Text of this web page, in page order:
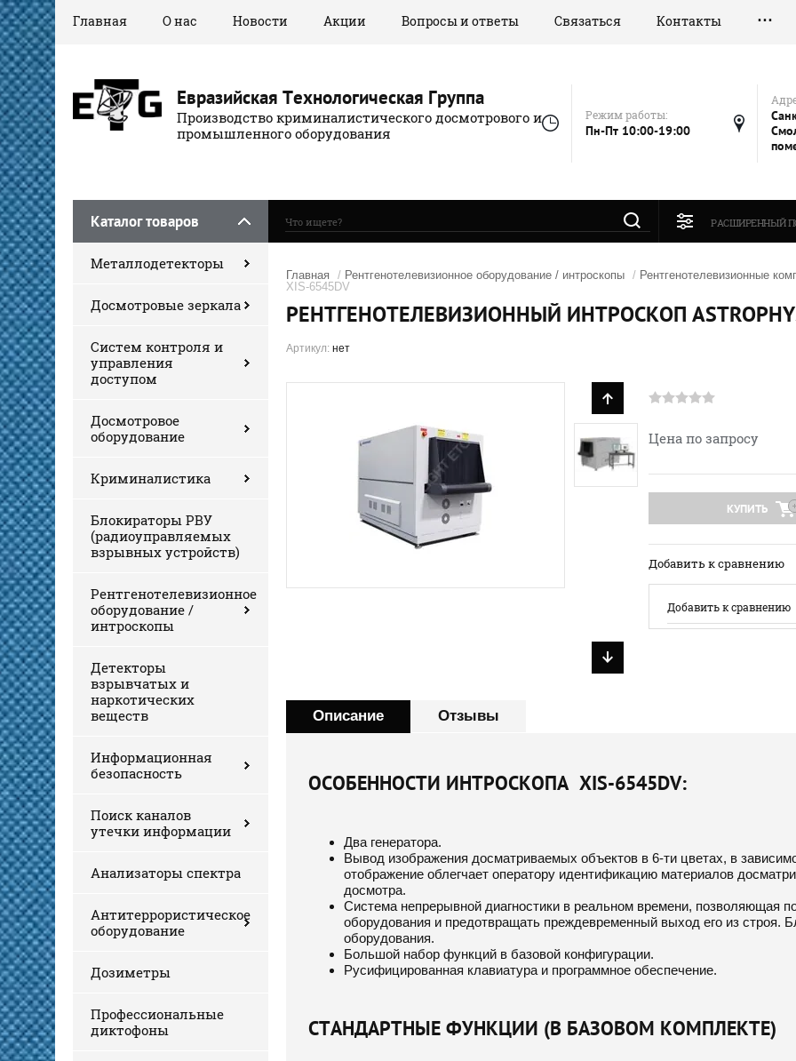
Главная О нас Новости Акции Вопросы и ответы Связаться Контакты
Евразийская Технологическая Группа
Производство криминалистического досмотрового и
промышленного оборудования
Режим работы:
Пн-Пт 10:00-19:00
Каталог товаров РАСШИРЕННЫЙ
Металлодетекторы
Досмотровые зеркала
Систем контроля и
управления
доступом
Досмотровое
оборудование
Криминалистика
Блокираторы РВУ
(радиоуправляемых
взрывных устройств)
Рентгенотелевизионное
оборудование /
интроскопы
Детекторы
взрывчатых и
наркотических
веществ
Информационная
безопасность
Поиск каналов
утечки информации
Анализаторы спектра
Антитеррористическое
оборудование
Дозиметры
Профессиональные
диктофоны
Главная / Рентгенотелевизионное оборудование / интроскопы / Рентгенотелевизионные
XIS-6545DV
РЕНТГЕНОТЕЛЕВИЗИОННЫЙ ИНТРОСКОП
Артикул: нет
Цена по запросу
КУПИТЬ
Добавить к сравнению
Добавить к сравнению
Описание Отзывы
ОСОБЕННОСТИ ИНТРОСКОПА XIS-6545DV:
Два генератора.
Вывод изображения досматриваемых объектов в 6-ти цветах, в
отображение облегчает оператору идентификацию материалов
досмотра.
Система непрерывной диагностики в реальном времени, позволяющая
оборудования и предотвращать преждевременный выход его из строя.
оборудования.
Большой набор функций в базовой конфигурации.
Русифицированная клавиатура и программное обеспечение.
СТАНДАРТНЫЕ ФУНКЦИИ (В БАЗОВОМ КОМПЛЕКТЕ)